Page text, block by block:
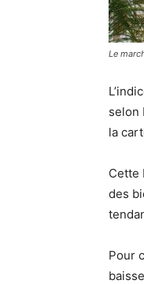
Le
selon
la
Cette
des
Pour